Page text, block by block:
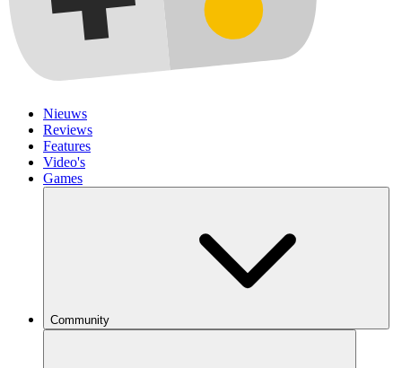
Nieuws
Reviews
Features
Video's
Games
Community